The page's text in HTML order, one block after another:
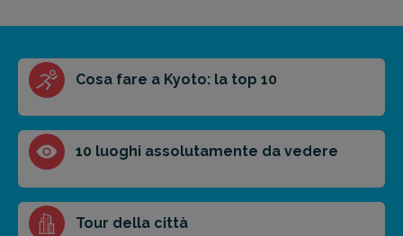
Riassunto dell'articolo
Scegli il formato del riassunto
Breve Medio Punti chiave
prossima destinazione di viaggio.
Cosa fare a Kyoto: la top 10
10 luoghi assolutamente da vedere
Tour della città